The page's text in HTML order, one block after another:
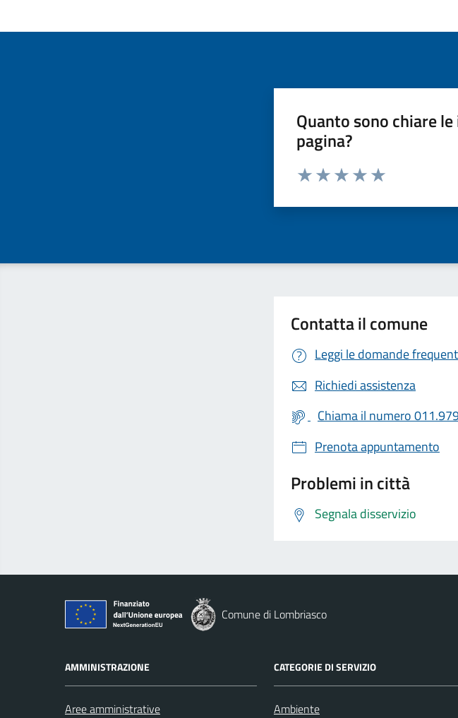
Quanto sono chiare
pagina?
Valuta da 1 a 5 stelle la pagina
Contatta il comune
Leggi le domande
Richiedi assistenza
Chiama il numero
Prenota appuntamento
Problemi in città
Segnala disservizio
Comune di Lombriasco
AMMINISTRAZIONE
Aree amministrative
CATEGORIE DI SERVIZIO
Ambiente